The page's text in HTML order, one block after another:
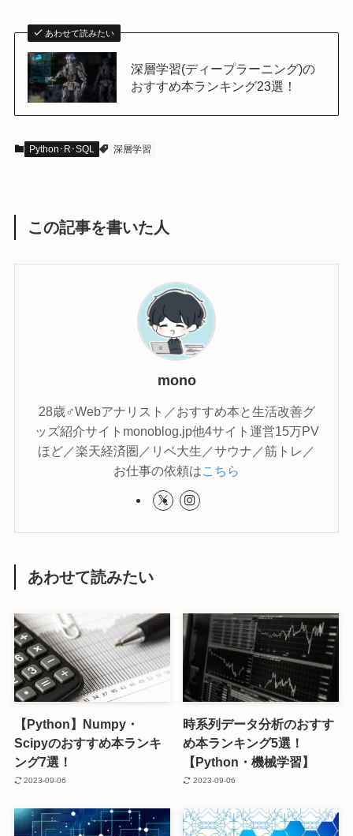
あわせて読みたい
深層学習(ディープラーニング)の
おすすめ本ランキング23選！
Python･R･SQL 深層学習
この記事を書いた人
mono
28歳♂Webアナリスト／おすすめ本と生活改善グ
ッズ紹介サイトmonoblog.jp他4サイト運営15万PV
ほど／楽天経済圏／リベ大生／サウナ／筋トレ／
お仕事の依頼はこちら
あわせて読みたい
【Python】Numpy・
Scipyのおすすめ本ランキ
ング7選！
2023-09-06
時系列データ分析のおすす
め本ランキング5選！
【Python・機械学習】
2023-09-06